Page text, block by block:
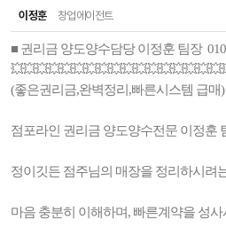
이정훈 창업에이전트
■ 권리금 양도양수담당 이정훈 팀장
(좋은권리금,완벽정리,빠른시스템 급매)
점포라인 권리금 양도양수전문 이정훈
정이깃든 점주님의 매장을 정리하시려
마음 충분히 이해하며, 빠른계약을 성